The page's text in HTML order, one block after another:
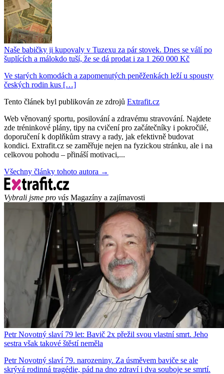
Naše babičky ji kupovaly v Tuzexu za pár stovek. Dnes se válí po
šuplících a málokdo tuší, že se dá prodat i za 1 260 000 Kč
Ve starých komodách a zapomenutých peněženkách leží u spousty
českých rodin kus […]
Tento článek byl publikován ze zdrojů Extrafit.cz
Web věnovaný sportu, posilování a zdravému stravování. Najdete
zde tréninkové plány, tipy na cvičení pro začátečníky i pokročilé,
doporučení k doplňkům stravy a rady, jak efektivně budovat
kondici. Extrafit.cz se zaměřuje nejen na fyzickou stránku, ale i na
celkovou pohodu – přináší motivaci,...
Všechny články tohoto autora →
Vybrali jsme pro vás Magazíny a zajímavosti
Petr Novotný slaví 79 let: Bavič 2x přežil svou vlastní smrt. Jeho
sestra však takové štěstí neměla
Petr Novotný slaví 79. narozeniny. Za úsměvem baviče se ale
skrývá rodinná tragédie, pád na dno zdraví i dva souboje se smrtí.